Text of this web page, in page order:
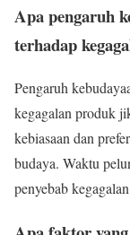
Apa pengaruh
terhadap
Pengaruh
kegagalan produk
kebiasaan dan
budaya. Waktu
penyebab